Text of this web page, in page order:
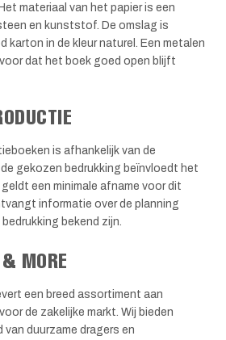
materiaal van het papier is een
en kunststof. De omslag is
karton in de kleur naturel. Een metalen
dat het boek goed open blijft
is afhankelijk van de
gekozen bedrukking beïnvloedt het
een minimale afname voor dit
informatie over de planning
bekend zijn.
MORE
een breed assortiment aan
de zakelijke markt. Wij bieden
duurzame dragers en